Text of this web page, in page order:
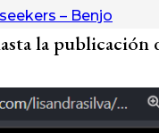
– Benjo
la